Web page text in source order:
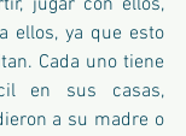
jugar con ellos,
ellos, ya que esto
Cada uno tiene
en sus casas,
a su madre o